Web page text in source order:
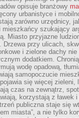
opisuje branżowy
urbanistyce i
zarówno urzędnicy,
mieszkańcy szukający
Miasto przyjazne
Drzewa przy ulicach,
i zielone dachy
dodatkiem. Chronią
wodę opadową,
samopoczucie
się więcej zieleni,
czas na zewnątrz,
korzystają z ławek
publiczna staje się
miasta”, a nie tylko